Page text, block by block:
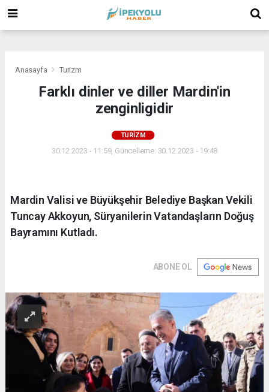
Anasayfa Turizm
Farklı dinler ve diller Mardin'in
zenginligidir
TURIZM
30.12.2023 - 11:59, Güncelleme: 30.12.2023 - 19:48
Mardin Valisi ve Büyükşehir Belediye Başkan Vekili
Tuncay Akkoyun, Süryanilerin Vatandaşların Doğuş
Bayramını Kutladı.
ABONE OL